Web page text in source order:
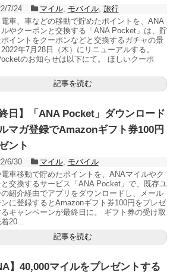
7/24 マイル, モバイル, 旅行
車、車などの移動で貯めたポイントを、ANA
やクーポンと交換する「ANA Pocket」は、貯
ポイントをクーポンなどと交換するガチャの景
年7月28日（木）にリニューアルする。
のお知らせは以下にて。 ほしいクーポ
記事を読む
終日】「ANA Pocket」ダウンロード
マガ登録でAmazonギフト券100円
ント
6/30 マイル, モバイル
車移動で貯めたポイントを、ANAマイルやク
交換するサービス「ANA Pocket」で、既存ユ
紹介経由でアプリをダウンロードし、メール
に登録するとAmazonギフト券100円をプレゼ
るキャンペーンが最終日に。 ギフト券の受け取
20...
記事を読む
】40,000マイルをプレゼントする